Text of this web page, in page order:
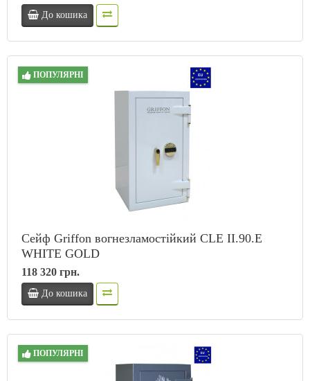
До кошика
ПОПУЛЯРНІ
Сейф Griffon вогнезламостійкий CLE II.90.E
WHITE GOLD
118 320 грн.
До кошика
ПОПУЛЯРНІ